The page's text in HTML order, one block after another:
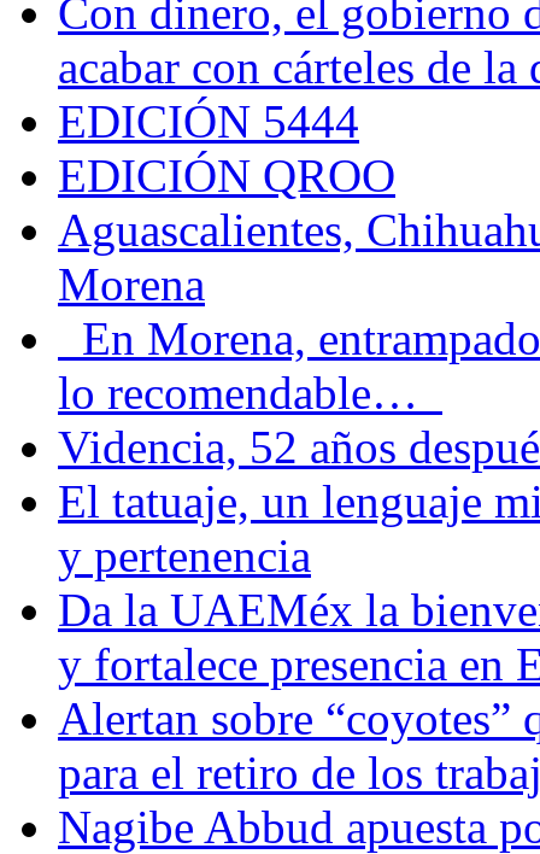
Con dinero, el gobierno
acabar con cárteles de la
EDICIÓN 5444
EDICIÓN QROO
Aguascalientes,
Morena
En Morena,
lo recomendable…
Videncia, 52 años
El tatuaje, un lenguaje
y pertenencia
Da la UAEMéx la
y fortalece presencia en
Alertan sobre “coyotes”
para el retiro de los
Nagibe Abbud apuesta